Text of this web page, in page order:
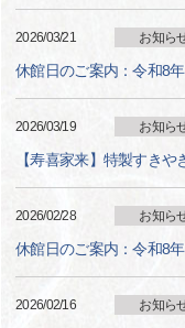
2026/03/21 お知ら
休館日のご案内：令和8年
2026/03/19 お知ら
【寿喜家来】特製すき
2026/02/28 お知ら
休館日のご案内：令和8年
2026/02/16 お知ら